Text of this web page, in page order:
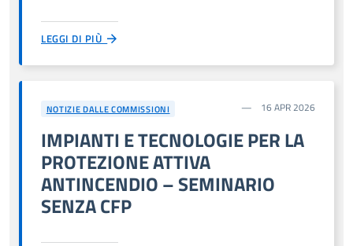
LEGGI DI PIÙ
NOTIZIE DALLE COMMISSIONI 16 APR 2026
IMPIANTI E TECNOLOGIE PER LA
PROTEZIONE ATTIVA
ANTINCENDIO – SEMINARIO
SENZA CFP